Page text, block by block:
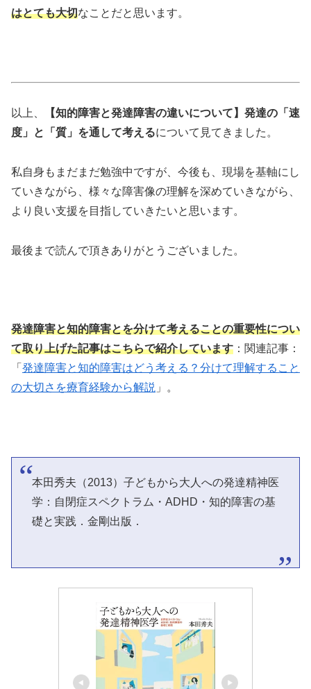
はとても大切なことだと思います。
以上、
【知的障害と発達障害の違いについて】発達の「速
度」と「質」を通して考えるについて見てきました。
私自身もまだまだ勉強中ですが、今後も、現場を基軸にし
ていきながら、様々な障害像の理解を深めていきながら、
より良い支援を目指していきたいと思います。
最後まで読んで頂きありがとうございました。
発達障害と知的障害とを分けて考えることの重要性につい
て取り上げた記事はこちらで紹介しています ：関連記事：
「 発達障害と知的障害はどう考える？分けて理解すること
の大切さを療育経験から解説 」。
本田秀夫（2013）子どもから大人への発達精神医
学：自閉症スペクトラム・ADHD・知的障害の基
礎と実践．金剛出版．